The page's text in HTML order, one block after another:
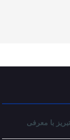
با معرفی